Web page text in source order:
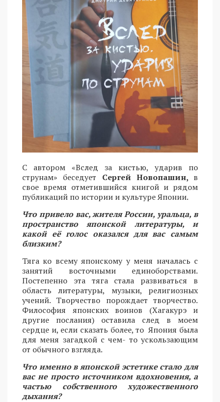
С автором «Вслед за кистью, ударив по
струнам» беседует Сергей Новопашин, в
свое время отметившийся книгой и рядом
публикаций по истории и культуре Японии.
Что привело вас, жителя России, уральца, в
пространство японской литературы, и
какой её голос оказался для вас самым
близким?
Тяга ко всему японскому у меня началась с
занятий восточными единоборствами.
Постепенно эта тяга стала развиваться в
область литературы, музыки, религиозных
учений. Творчество порождает творчество.
Философия японских воинов (Хагакурэ и
другие послания) оставила след в моем
сердце и, если сказать более, то Япония была
для меня загадкой с чем- то ускользающим
от обычного взгляда.
Что именно в японской эстетике стало для
вас не просто источником вдохновения, а
частью собственного художественного
дыхания?